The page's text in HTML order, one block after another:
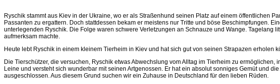
Ryschik stammt aus Kiev in der Ukraine, wo er als Straßenhund seinen Platz auf einem öffentlichen
Passanten zu ergattern. Doch stattdessen bekam er meistens nur Tritte und böse Beschimpfungen.
unterlegenden Ryschik. Die Folge waren schwere Verletzungen an Schnauze und Wange.
aufmerksam machte.
Heute lebt Ryschik in einem kleinem Tierheim in Kiev und hat sich gut von seinen Strapazen
Die Tierschützer, die versuchen, Ryschik etwas Abwechslung vom Alltag im Tierheim zu
Leine und versteht sich wunderbar mit seinen Artgenossen. Er hat ein absolut sonniges Gemüt und
ausgeschlossen. Aus diesem Grund suchen wir ein Zuhause in Deutschland für den lieben Rüden.